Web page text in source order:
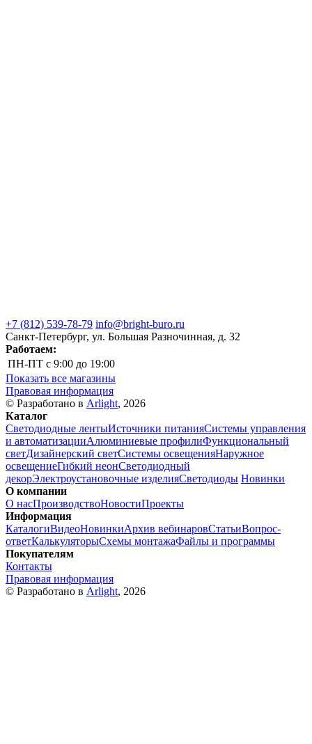
+7 (812) 539-78-79 info@bright-buro.ru
Санкт-Петербург, ул. Большая Разночинная, д. 32
Работаем:
ПН-ПТ с 9:00 до 19:00
Показать все магазины
Правовая информация
© Разработано в Arlight, 2026
Каталог
Светодиодные лентыИсточники питанияСистемы управления
и автоматизацииАлюминиевые профилиФункциональный
светДизайнерский светСистемы освещенияНаружное
освещениеГибкий неонСветодиодный
декорЭлектроустановочные изделияСветодиоды Новинки
О компании
О насПроизводствоНовостиПроекты
Информация
КаталогиВидеоНовинкиАрхив вебинаровСтатьиВопрос-
ответКалькуляторыСхемы монтажаФайлы и программы
Покупателям
Контакты
Правовая информация
© Разработано в Arlight, 2026